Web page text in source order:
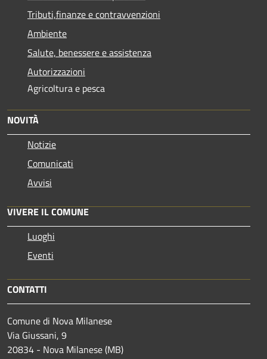
Tributi,finanze e contravvenzioni
Ambiente
Salute, benessere e assistenza
Autorizzazioni
Agricoltura e pesca
NOVITÀ
Notizie
Comunicati
Avvisi
VIVERE IL COMUNE
Luoghi
Eventi
CONTATTI
Comune di Nova Milanese
Via Giussani, 9
20834 - Nova Milanese (MB)